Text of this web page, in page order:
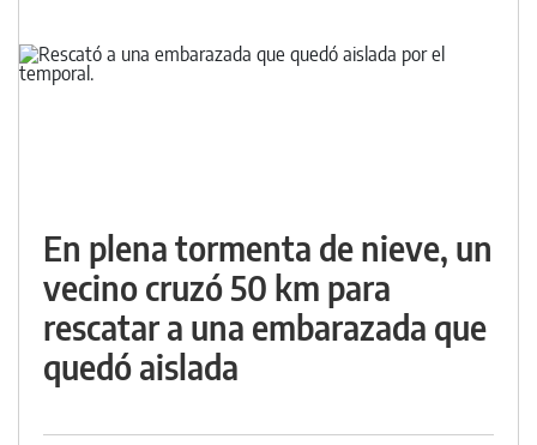
En plena tormenta de nieve, un
vecino cruzó 50 km para
rescatar a una embarazada que
quedó aislada